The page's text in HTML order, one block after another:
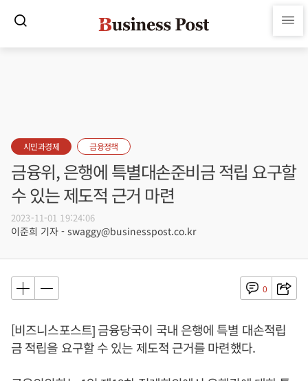
시민과경제 금융정책
금융위, 은행에 특별대손준비금 적립 요구할
수 있는 제도적 근거 마련
2023-11-01 19:24:06
이준희 기자 - swaggy@businesspost.co.kr
0
[비즈니스포스트] 금융당국이 국내 은행에 특별 대손적립
금 적립을 요구할 수 있는 제도적 근거를 마련했다.